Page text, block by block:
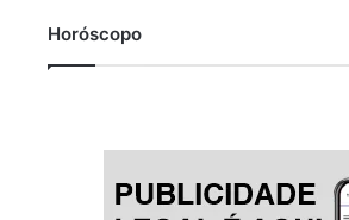
Horóscopo